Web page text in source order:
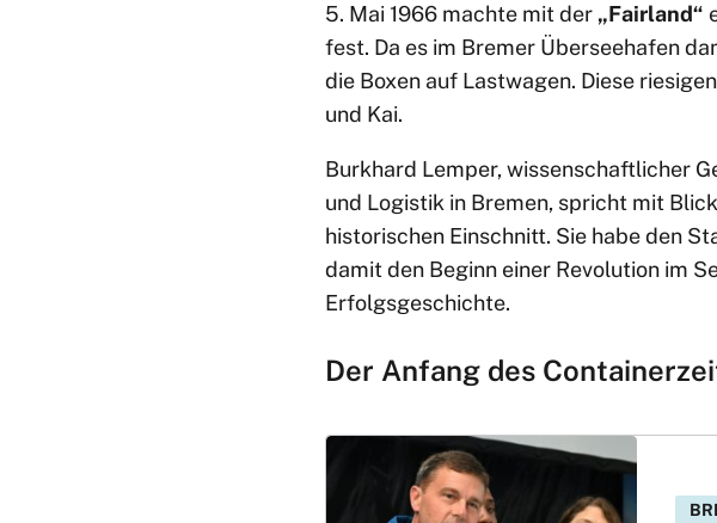
5. Mai 1966 machte mit der „Fairland“
fest. Da es im Bremer Überseehafen
die Boxen auf Lastwagen. Diese
und Kai.
Burkhard Lemper, wissenschaftlicher
und Logistik in Bremen, spricht mit
historischen Einschnitt. Sie habe den
damit den Beginn einer Revolution im
Erfolgsgeschichte.
Der Anfang des